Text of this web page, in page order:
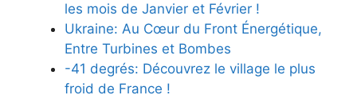
les mois de Janvier et Février !
Ukraine: Au Cœur du Front Énergétique,
Entre Turbines et Bombes
-41 degrés: Découvrez le village le plus
froid de France !